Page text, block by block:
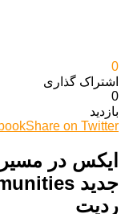
0
اشتراک گذاری‌
0
بازدید
Share on Twitter
ایکس در مسیر
ردیت